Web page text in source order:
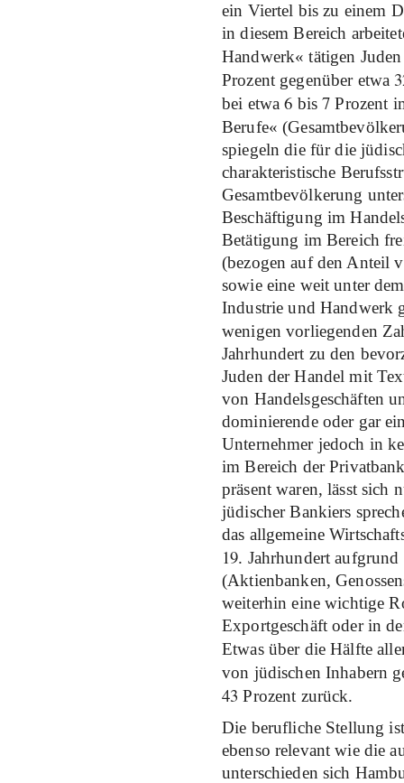
ein Viertel bis zu einem
in diesem Bereich
Handwerk« tätigen
Prozent gegenüber etwa
bei etwa6 bis7 Prozent
Berufe«
spiegeln die für die
charakteristische
Gesamtbevölkerung
Beschäftigung im
Betätigung im Bereich
(bezogen auf den Anteil
sowie eine weit unter
Industrie und Handwerk
wenigen vorliegenden
Jahrhundert zu den
Juden der Handel mit
von Handelsgeschäften
dominierende oder gar
Unternehmer jedoch in
im Bereich der
präsent waren, lässt sich
jüdischer Bankiers
das allgemeine
19. Jahrhundert
(Aktienbanken,
weiterhin eine wichtige
Exportgeschäft oder in
Etwas über die Hälfte
von jüdischen Inhabern
43 Prozent zurück.
Die berufliche Stellung
ebenso relevant wie die
unterschieden sich